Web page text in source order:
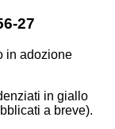
27
in adozione
in giallo
a breve).